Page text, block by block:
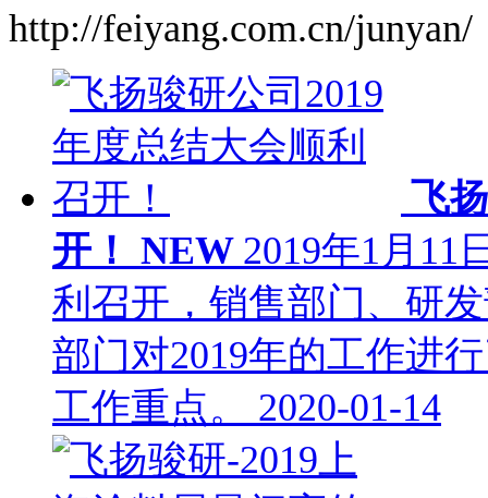
http://feiyang.com.cn/junyan/
飞
开！ NEW 2019年1月11
利召开，销售部门、研
部门对2019年的工作进
工作重点。 2020-01-14